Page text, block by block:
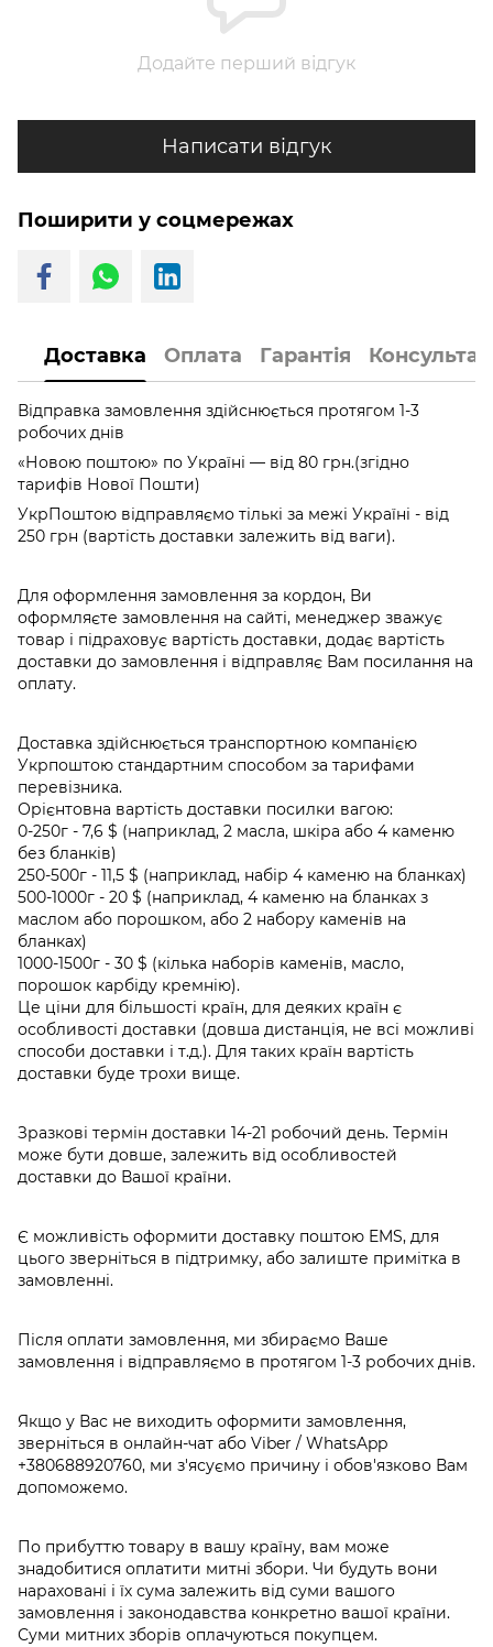
Додайте перший відгук
Написати відгук
Поширити у соцмережах
Доставка Оплата Гарантія
Відправка замовлення здійснюється протягом 1-3
робочих днів
«Новою поштою» по Україні — від 80 грн.(згідно
тарифів Нової Пошти)
УкрПоштою відправляємо тількі за межі Україні - від
250 грн (вартість доставки залежить від ваги).
Для оформлення замовлення за кордон, Ви
оформляєте замовлення на сайті, менеджер зважує
товар і підраховує вартість доставки, додає вартість
доставки до замовлення і відправляє Вам посилання на
оплату.
Доставка здійснюється транспортною компанією
Укрпоштою стандартним способом за тарифами
перевізника.
Орієнтовна вартість доставки посилки вагою:
0-250г - 7,6 $ (наприклад, 2 масла, шкіра або 4 каменю
без бланків)
250-500г - 11,5 $ (наприклад, набір 4 каменю на бланках)
500-1000г - 20 $ (наприклад, 4 каменю на бланках з
маслом або порошком, або 2 набору каменів на
бланках)
1000-1500г - 30 $ (кілька наборів каменів, масло,
порошок карбіду кремнію).
Це ціни для більшості країн, для деяких країн є
особливості доставки (довша дистанція, не всі можливі
способи доставки і т.д.). Для таких країн вартість
доставки буде трохи вище.
Зразкові термін доставки 14-21 робочий день. Термін
може бути довше, залежить від особливостей
доставки до Вашої країни.
Є можливість оформити доставку поштою EMS, для
цього зверніться в підтримку, або залиште примітка в
замовленні.
Після оплати замовлення, ми збираємо Ваше
замовлення і відправляємо в протягом 1-3 робочих днів.
Якщо у Вас не виходить оформити замовлення,
зверніться в онлайн-чат або Viber / WhatsApp
+380688920760, ми з'ясуємо причину і обов'язково Вам
допоможемо.
По прибуттю товару в вашу країну, вам може
знадобитися оплатити митні збори. Чи будуть вони
нараховані і їх сума залежить від суми вашого
замовлення і законодавства конкретно вашої країни.
Суми митних зборів оплачуються покупцем.